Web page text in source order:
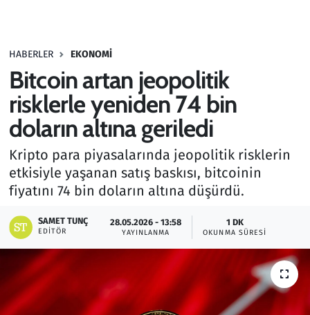
HABERLER EKONOMI
Bitcoin artan jeopolitik
risklerle yeniden 74 bin
doların altına geriledi
Kripto para piyasalarında jeopolitik risklerin
etkisiyle yaşanan satış baskısı, bitcoinin
fiyatını 74 bin doların altına düşürdü.
SAMET TUNÇ
EDITÖR
28.05.2026 - 13:58
YAYINLANMA
1 DK
OKUNMA SÜRESI
Haber
Kültür Sanat
Kurumsal Haberler
Lezzet Durağı
Memur ve Kamu
Otomobil
Oyun
Ramazan